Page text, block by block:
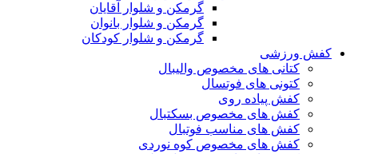
گرمکن و شلوار آقایان
گرمکن و شلوار بانوان
گرمکن و شلوار کودکان
کفش ورزشی
کتانی های مخصوص والیبال
کتونی های فوتسال
کفش پیاده روی
کفش های مخصوص بسکتبال
کفش های مناسب فوتبال
کفش های مخصوص کوه نوردی